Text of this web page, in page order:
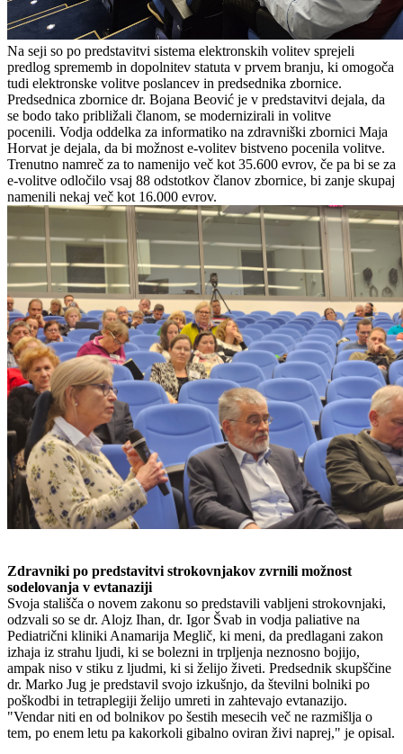
Na seji so po predstavitvi sistema elektronskih volitev sprejeli
predlog sprememb in dopolnitev statuta v prvem branju, ki omogoča
tudi elektronske volitve poslancev in predsednika zbornice.
Predsednica zbornice dr. Bojana Beović je v predstavitvi dejala, da
se bodo tako približali članom, se modernizirali in volitve
pocenili. Vodja oddelka za informatiko na zdravniški zbornici Maja
Horvat je dejala, da bi možnost e-volitev bistveno pocenila volitve.
Trenutno namreč za to namenijo več kot 35.600 evrov, če pa bi se za
e-volitve odločilo vsaj 88 odstotkov članov zbornice, bi zanje skupaj
namenili nekaj več kot 16.000 evrov.
Zdravniki po predstavitvi strokovnjakov zvrnili možnost
sodelovanja v evtanaziji
Svoja stališča o novem zakonu so predstavili vabljeni strokovnjaki,
odzvali so se dr. Alojz Ihan, dr. Igor Švab in vodja paliative na
Pediatrični kliniki Anamarija Meglič, ki meni, da predlagani zakon
izhaja iz strahu ljudi, ki se bolezni in trpljenja neznosno bojijo,
ampak niso v stiku z ljudmi, ki si želijo živeti. Predsednik skupščine
dr. Marko Jug je predstavil svojo izkušnjo, da številni bolniki po
poškodbi in tetraplegiji želijo umreti in zahtevajo evtanazijo.
"Vendar niti en od bolnikov po šestih mesecih več ne razmišlja o
tem, po enem letu pa kakorkoli gibalno oviran živi naprej," je opisal.